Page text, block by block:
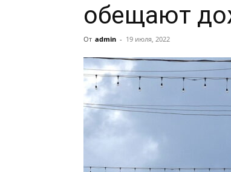
обещают
От admin - 19 июля, 2022